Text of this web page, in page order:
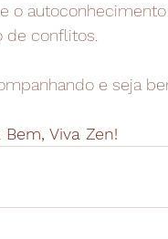
o
de conflitos.
e seja
Viva Zen!